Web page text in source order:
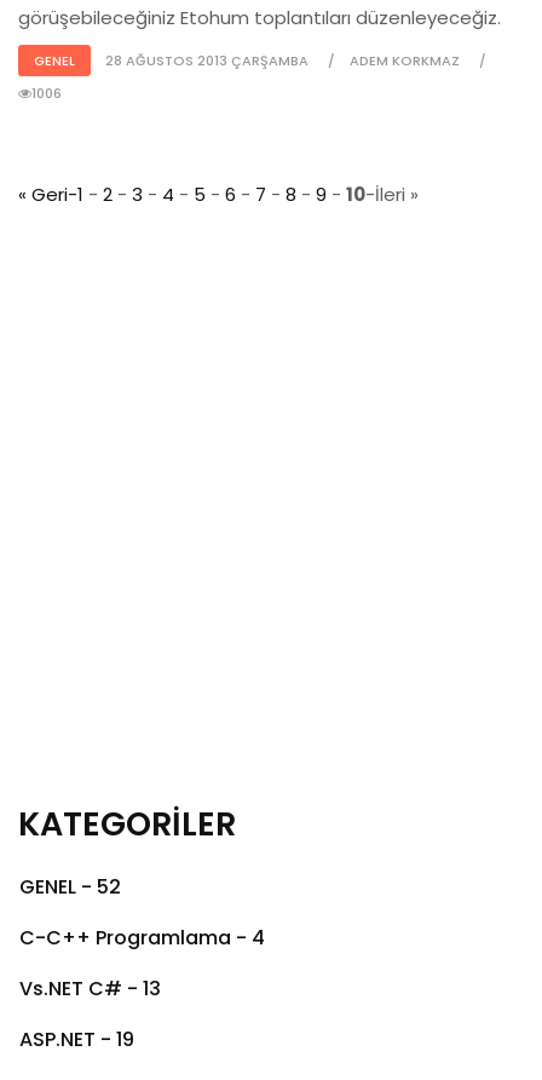
görüşebileceğiniz Etohum toplantıları düzenleyeceğiz.
GENEL 28 AĞUSTOS 2013 ÇARŞAMBA
ADEM KORKMAZ
1006
« Geri-1 - 2 - 3 - 4 - 5 - 6 - 7 - 8 - 9 - 10-İleri »
KATEGORİLER
GENEL - 52
C-C++ Programlama - 4
Vs.NET C# - 13
ASP.NET - 19